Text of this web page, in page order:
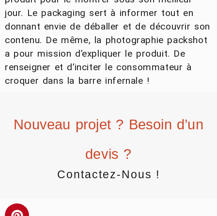
jour. Le packaging sert à informer tout en
donnant envie de déballer et de découvrir son
contenu. De même, la photographie packshot
a pour mission d’expliquer le produit. De
renseigner et d’inciter le consommateur à
croquer dans la barre infernale !
Nouveau projet ? Besoin d’un
devis ?
Contactez-Nous !